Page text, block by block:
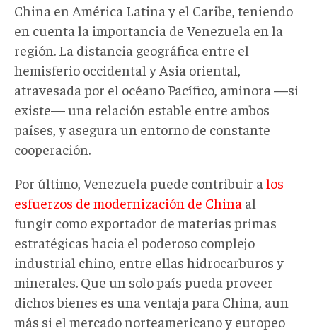
China en América Latina y el Caribe, teniendo
en cuenta la importancia de Venezuela en la
región. La distancia geográfica entre el
hemisferio occidental y Asia oriental,
atravesada por el océano Pacífico, aminora —si
existe— una relación estable entre ambos
países, y asegura un entorno de constante
cooperación.
Por último, Venezuela puede contribuir a los
esfuerzos de modernización de China al
fungir como exportador de materias primas
estratégicas hacia el poderoso complejo
industrial chino, entre ellas hidrocarburos y
minerales. Que un solo país pueda proveer
dichos bienes es una ventaja para China, aun
más si el mercado norteamericano y europeo